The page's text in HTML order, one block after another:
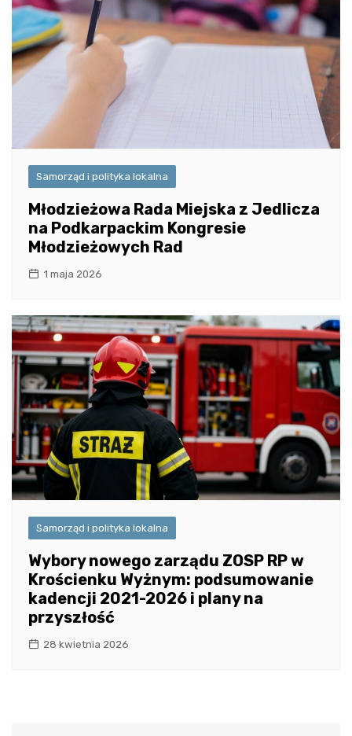
Samorząd i polityka lokalna
Młodzieżowa Rada Miejska z Jedlicza
na Podkarpackim Kongresie
Młodzieżowych Rad
1 maja 2026
Samorząd i polityka lokalna
Wybory nowego zarządu ZOSP RP w
Krościenku Wyżnym: podsumowanie
kadencji 2021-2026 i plany na
przyszłość
28 kwietnia 2026